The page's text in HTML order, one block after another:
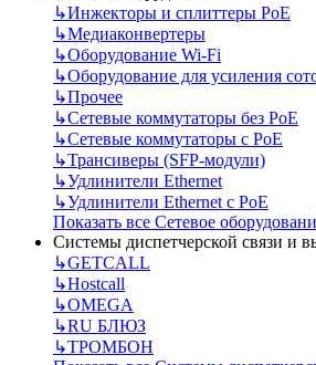
↳Инжекторы и сплиттеры РоЕ
↳Медиаконвертеры
↳Оборудование Wi-Fi
↳Оборудование для усиления
↳Прочее
↳Сетевые коммутаторы без РоЕ
↳Сетевые коммутаторы с РоЕ
↳Трансиверы (SFP-модули)
↳Удлинители Ethernet
↳Удлинители Ethernet с PoE
Показать все Сетевое
Системы диспетчерской связи и
↳GETCALL
↳Hostcall
↳OMEGA
↳RU БЛЮЗ
↳ТРОМБОН